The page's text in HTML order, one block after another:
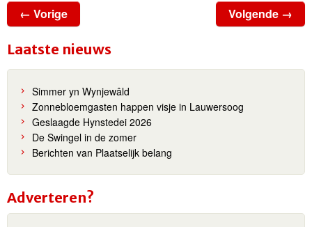
← Vorige Volgende →
Laatste nieuws
Simmer yn Wynjewâld
Zonnebloemgasten happen visje in Lauwersoog
Geslaagde Hynstedei 2026
De Swingel in de zomer
Berichten van Plaatselijk belang
Adverteren?